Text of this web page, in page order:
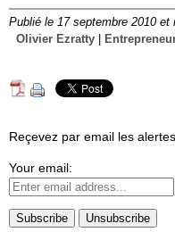
Publié le 17 septembre 2010
Olivier Ezratty
Reçevez par email les
Your email: